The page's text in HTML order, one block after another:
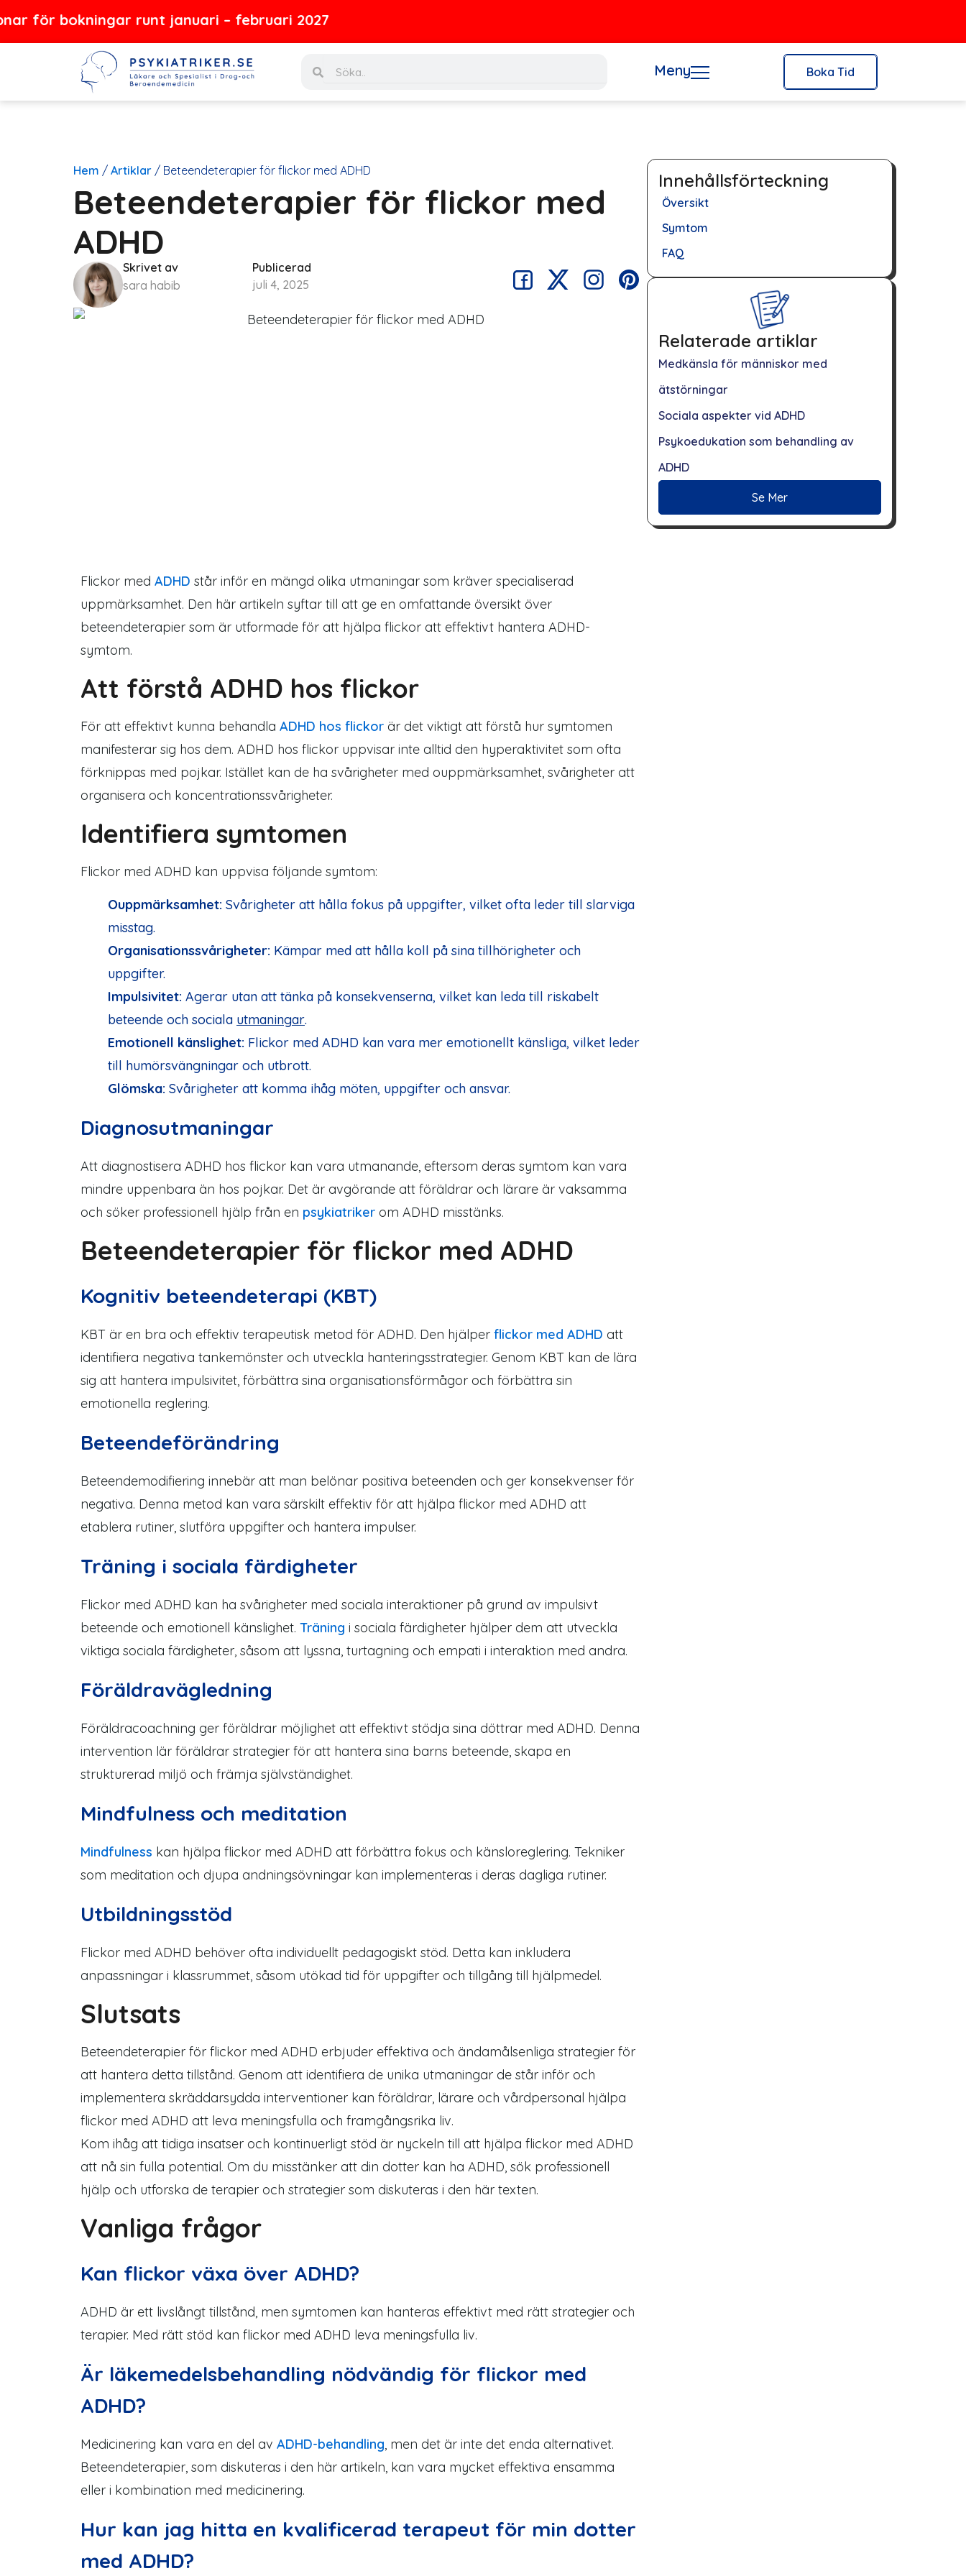
runt januari – februari 2027
Hoppa
Meny Boka Tid
Hem / Artiklar / Beteendeterapier för flickor med ADHD
Beteendeterapier för flickor med
ADHD
Skrivet av
sara habib
Publicerad
juli 4, 2025
Flickor med ADHD står inför en mängd olika utmaningar som kräver specialiserad
uppmärksamhet. Den här artikeln syftar till att ge en omfattande översikt över
beteendeterapier som är utformade för att hjälpa flickor att effektivt hantera ADHD-
symtom.
Att förstå ADHD hos flickor
För att effektivt kunna behandla ADHD hos flickor är det viktigt att förstå hur symtomen
manifesterar sig hos dem. ADHD hos flickor uppvisar inte alltid den hyperaktivitet som ofta
förknippas med pojkar. Istället kan de ha svårigheter med ouppmärksamhet, svårigheter att
organisera och koncentrationssvårigheter.
Identifiera symtomen
Flickor med ADHD kan uppvisa följande symtom:
Ouppmärksamhet: Svårigheter att hålla fokus på uppgifter, vilket ofta leder till slarviga
misstag.
Organisationssvårigheter: Kämpar med att hålla koll på sina tillhörigheter och
uppgifter.
Impulsivitet: Agerar utan att tänka på konsekvenserna, vilket kan leda till riskabelt
beteende och sociala utmaningar.
Emotionell känslighet: Flickor med ADHD kan vara mer emotionellt känsliga, vilket leder
till humörsvängningar och utbrott.
Glömska: Svårigheter att komma ihåg möten, uppgifter och ansvar.
Diagnosutmaningar
Att diagnostisera ADHD hos flickor kan vara utmanande, eftersom deras symtom kan vara
mindre uppenbara än hos pojkar. Det är avgörande att föräldrar och lärare är vaksamma
och söker professionell hjälp från en psykiatriker om ADHD misstänks.
Beteendeterapier för flickor med ADHD
Kognitiv beteendeterapi (KBT)
KBT är en bra och effektiv terapeutisk metod för ADHD. Den hjälper flickor med ADHD att
identifiera negativa tankemönster och utveckla hanteringsstrategier. Genom KBT kan de lära
sig att hantera impulsivitet, förbättra sina organisationsförmågor och förbättra sin
emotionella reglering.
Beteendeförändring
Beteendemodifiering innebär att man belönar positiva beteenden och ger konsekvenser för
negativa. Denna metod kan vara särskilt effektiv för att hjälpa flickor med ADHD att
etablera rutiner, slutföra uppgifter och hantera impulser.
Träning i sociala färdigheter
Flickor med ADHD kan ha svårigheter med sociala interaktioner på grund av impulsivt
beteende och emotionell känslighet. Träning i sociala färdigheter hjälper dem att utveckla
viktiga sociala färdigheter, såsom att lyssna, turtagning och empati i interaktion med andra.
Föräldravägledning
Föräldracoachning ger föräldrar möjlighet att effektivt stödja sina döttrar med ADHD. Denna
intervention lär föräldrar strategier för att hantera sina barns beteende, skapa en
strukturerad miljö och främja självständighet.
Mindfulness och meditation
Mindfulness kan hjälpa flickor med ADHD att förbättra fokus och känsloreglering. Tekniker
som meditation och djupa andningsövningar kan implementeras i deras dagliga rutiner.
Utbildningsstöd
Flickor med ADHD behöver ofta individuellt pedagogiskt stöd. Detta kan inkludera
anpassningar i klassrummet, såsom utökad tid för uppgifter och tillgång till hjälpmedel.
Slutsats
Beteendeterapier för flickor med ADHD erbjuder effektiva och ändamålsenliga strategier för
att hantera detta tillstånd. Genom att identifiera de unika utmaningar de står inför och
implementera skräddarsydda interventioner kan föräldrar, lärare och vårdpersonal hjälpa
flickor med ADHD att leva meningsfulla och framgångsrika liv.
Kom ihåg att tidiga insatser och kontinuerligt stöd är nyckeln till att hjälpa flickor med ADHD
att nå sin fulla potential. Om du misstänker att din dotter kan ha ADHD, sök professionell
hjälp och utforska de terapier och strategier som diskuteras i den här texten.
Vanliga frågor
Kan flickor växa över ADHD?
ADHD är ett livslångt tillstånd, men symtomen kan hanteras effektivt med rätt strategier och
terapier. Med rätt stöd kan flickor med ADHD leva meningsfulla liv.
Är läkemedelsbehandling nödvändig för flickor med
ADHD?
Medicinering kan vara en del av ADHD-behandling, men det är inte det enda alternativet.
Beteendeterapier, som diskuteras i den här artikeln, kan vara mycket effektiva ensamma
eller i kombination med medicinering.
Hur kan jag hitta en kvalificerad terapeut för min dotter
med ADHD?
Innehållsförteckning
Översikt
Symtom
FAQ
Relaterade artiklar
Medkänsla för människor med
ätstörningar
Sociala aspekter vid ADHD
Psykoedukation som behandling av
ADHD
Se Mer